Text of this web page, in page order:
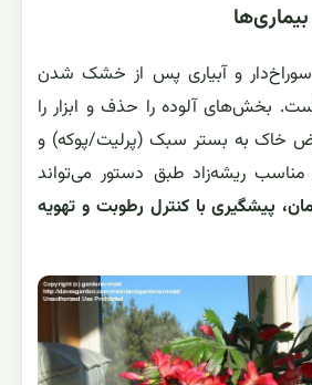
و آبیاری پس از خشک شدن
بخش‌های آلوده را حذف و ابزار را
خاک به بستر سبک (پرلیت/پوکه) و
ریشه‌زاد طبق دستور می‌تواند
پیشگیری با کنترل رطوبت و تهویه